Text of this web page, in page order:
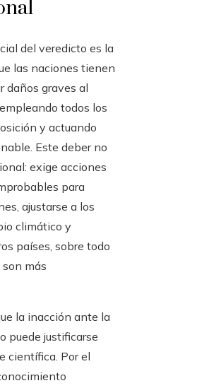
del veredicto es la
las naciones tienen
daños graves al
todos los
y actuando
Este deber no
exige acciones
para
ajustarse a los
climático y
países, sobre todo
más
la inacción ante la
puede justificarse
científica. Por el